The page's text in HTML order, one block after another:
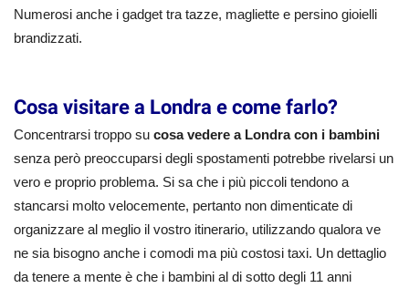
Numerosi anche i gadget tra tazze, magliette e persino gioielli
brandizzati.
Cosa visitare a Londra e come farlo?
Concentrarsi troppo su cosa vedere a Londra con i bambini
senza però preoccuparsi degli spostamenti potrebbe rivelarsi un
vero e proprio problema. Si sa che i più piccoli tendono a
stancarsi molto velocemente, pertanto non dimenticate di
organizzare al meglio il vostro itinerario, utilizzando qualora ve
ne sia bisogno anche i comodi ma più costosi taxi. Un dettaglio
da tenere a mente è che i bambini al di sotto degli 11 anni